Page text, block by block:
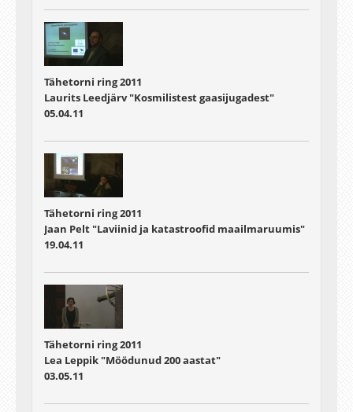
Tähetorni ring 2011
Laurits Leedjärv "Kosmilistest gaasijugadest"
05.04.11
Tähetorni ring 2011
Jaan Pelt "Laviinid ja katastroofid maailmaruumis"
19.04.11
Tähetorni ring 2011
Lea Leppik "Möödunud 200 aastat"
03.05.11